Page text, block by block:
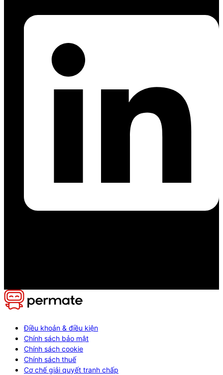
Điều khoản & điều kiện
Chính sách bảo mật
Chính sách cookie
Chính sách thuế
Cơ chế giải quyết tranh chấp